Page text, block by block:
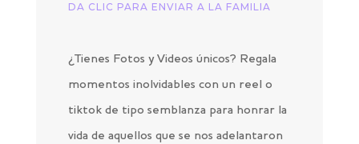
DA CLIC PARA ENVIAR A LA FAMILIA
¿Tienes Fotos y Videos únicos? Regala
momentos inolvidables con un reel o
tiktok de tipo semblanza para honrar la
vida de aquellos que se nos adelantaron